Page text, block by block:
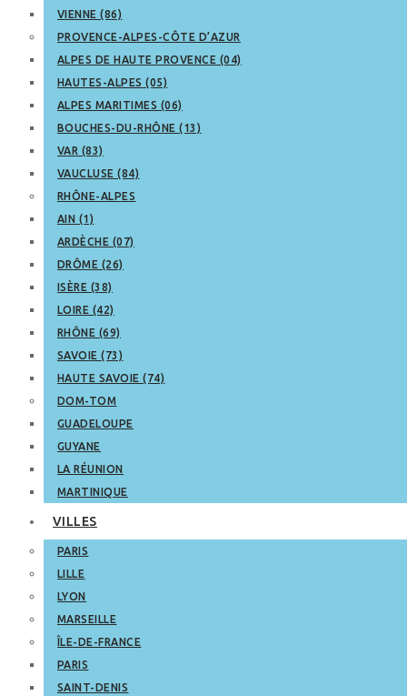
VIENNE (86)
PROVENCE-ALPES-CÔTE D’AZUR
ALPES DE HAUTE PROVENCE (04)
HAUTES-ALPES (05)
ALPES MARITIMES (06)
BOUCHES-DU-RHÔNE (13)
VAR (83)
VAUCLUSE (84)
RHÔNE-ALPES
AIN (1)
ARDÈCHE (07)
DRÔME (26)
ISÈRE (38)
LOIRE (42)
RHÔNE (69)
SAVOIE (73)
HAUTE SAVOIE (74)
DOM-TOM
GUADELOUPE
GUYANE
LA RÉUNION
MARTINIQUE
VILLES
PARIS
LILLE
LYON
MARSEILLE
ÎLE-DE-FRANCE
PARIS
SAINT-DENIS